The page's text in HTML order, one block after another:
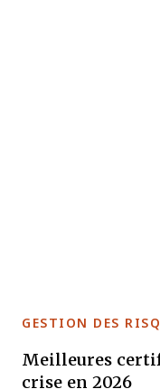
GESTION DES
Meilleures
crise en 2026